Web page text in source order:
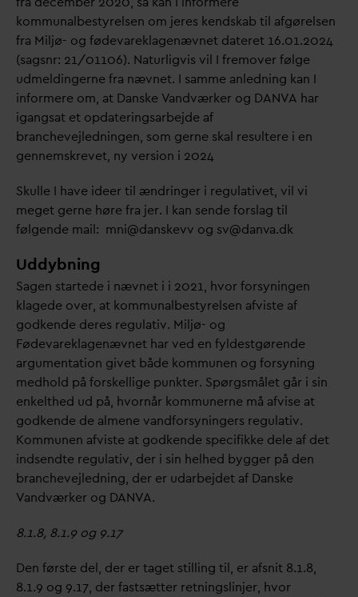
kommunalbestyrelsen om jeres kendskab til afgørelsen
fra Miljø- og fødevareklagenævnet dateret 16.01.2024
(sagsnr: 21/01106). Naturligvis vil I fremover følge
udmeldingerne fra nævnet. I samme anledning kan I
informere om, at Danske Vandværker og DANVA har
igangsat et opdateringsarbejde af
branchevejledningen, som gerne skal resultere i en
gennemskrevet, ny version i 2024
Skulle I have ideer til ændringer i regulativet, vil vi
meget gerne høre fra jer. I kan sende forslag til
følgende mail: mni@danskevv og sv@danva.dk
Uddybning
Sagen startede i nævnet i i 2021, hvor forsyningen
klagede over, at kommunalbestyrelsen afviste af
godkende deres regulativ. Miljø- og
Fødevareklagenævnet har ved en fyldestgørende
argumentation givet både kommunen og forsyning
medhold på forskellige punkter. Spørgsmålet går i sin
enkelthed ud på, hvornår kommunerne må afvise at
godkende de almene vandforsyningers regulativ.
Kommunen afviste at godkende specifikke dele af det
indsendte regulativ, der i sin helhed bygger på den
branchevejledning, der er udarbejdet af Danske
Vandværker og DANVA.
8.1.8, 8.1.9 og 9.17
Den første del, der er taget stilling til, er afsnit 8.1.8,
8.1.9 og 9.17, der fastsætter retningslinjer, hvor